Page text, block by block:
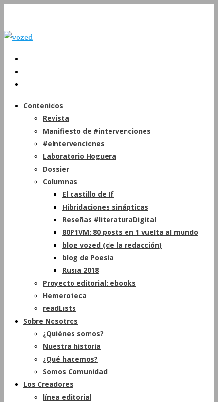
Contenidos
Revista
Manifiesto de #intervenciones
#eIntervenciones
Laboratorio Hoguera
Dossier
Columnas
El castillo de If
Hibridaciones sinápticas
Reseñas #literaturaDigital
80P1VM: 80 posts en 1 vuelta al mundo
blog vozed (de la redacción)
blog de Poesía
Rusia 2018
Proyecto editorial: ebooks
Hemeroteca
readLists
Sobre Nosotros
¿Quiénes somos?
Nuestra historia
¿Qué hacemos?
Somos Comunidad
Los Creadores
línea editorial